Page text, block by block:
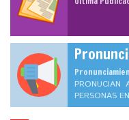
PRONUCIAN
PERSONAS